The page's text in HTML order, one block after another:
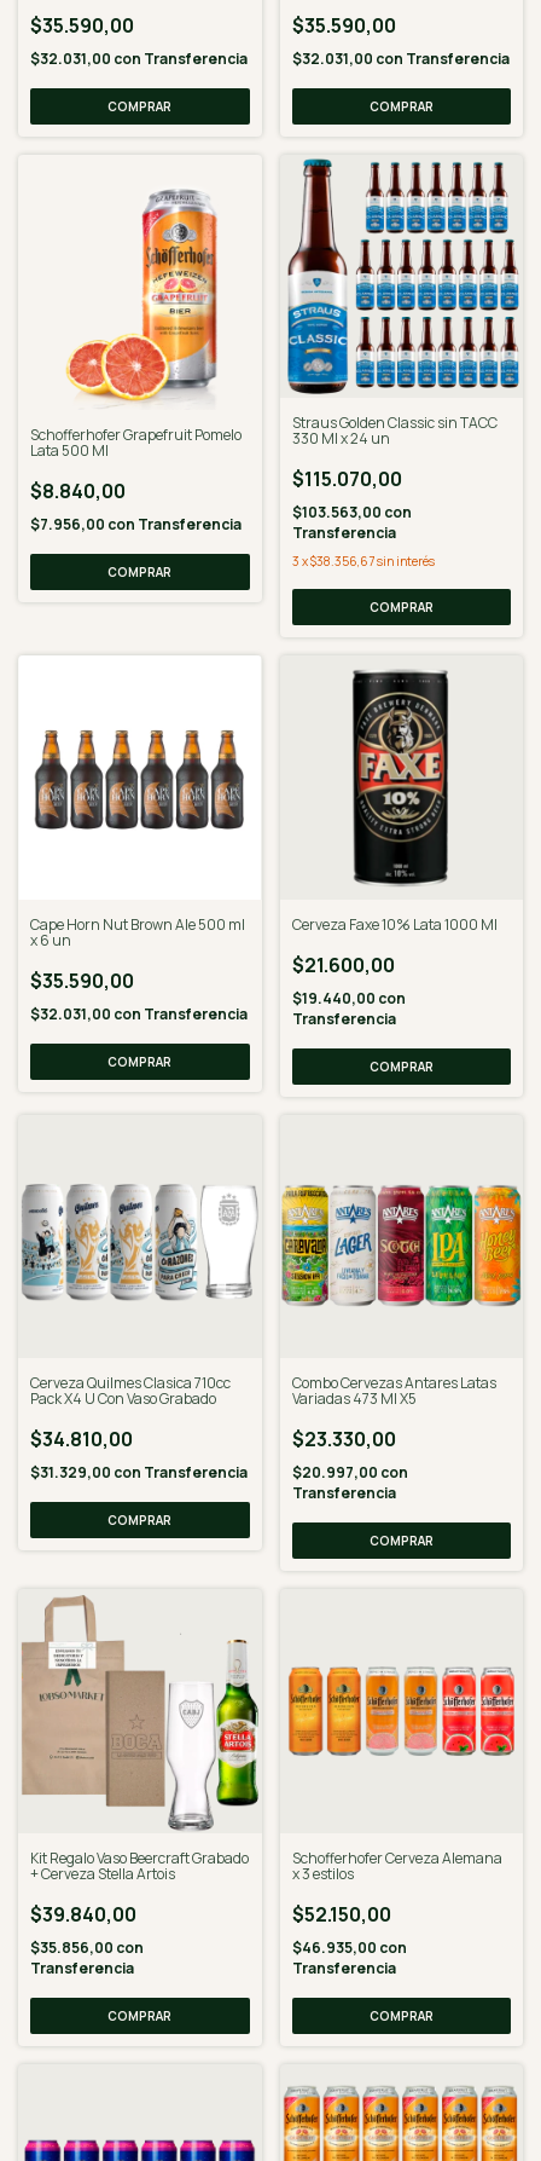
$35.590,00
$32.031,00 con Transferencia
$35.590,00
$32.031,00 con Transferencia
Schofferhofer Grapefruit Pomelo
Lata 500 Ml
$8.840,00
$7.956,00 con Transferencia
Straus Golden Classic sin TACC
330 Ml x 24 un
$115.070,00
$103.563,00 con
Transferencia
3 x$38.356,67sin interés
Cape Horn Nut Brown Ale 500 ml
x 6 un
$35.590,00
$32.031,00 con Transferencia
Cerveza Faxe 10% Lata 1000 Ml
$21.600,00
$19.440,00 con
Transferencia
Cerveza Quilmes Clasica 710cc
Pack X4 U Con Vaso Grabado
$34.810,00
$31.329,00 con Transferencia
Combo Cervezas Antares Latas
Variadas 473 Ml X5
$23.330,00
$20.997,00 con
Transferencia
Kit Regalo Vaso Beercraft Grabado
+ Cerveza Stella Artois
$39.840,00
$35.856,00 con
Transferencia
COMPRAR
Schofferhofer Cerveza Alemana
x 3 estilos
$52.150,00
$46.935,00 con
Transferencia